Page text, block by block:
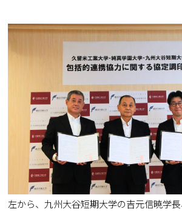
左から、九州大谷短期大学の吉元信暁学